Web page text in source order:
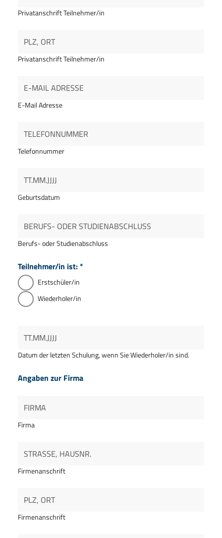
Privatanschrift Teilnehmer/in
Privatanschrift Teilnehmer/in
E-Mail Adresse
Telefonnummer
Geburtsdatum
Berufs- oder Studienabschluss
Teilnehmer/in ist:*
Erstschüler/in
Wiederholer/in
Datum der letzten Schulung, wenn Sie Wiederholer/in sind.
Angaben zur Firma
Firma
Firmenanschrift
Firmenanschrift